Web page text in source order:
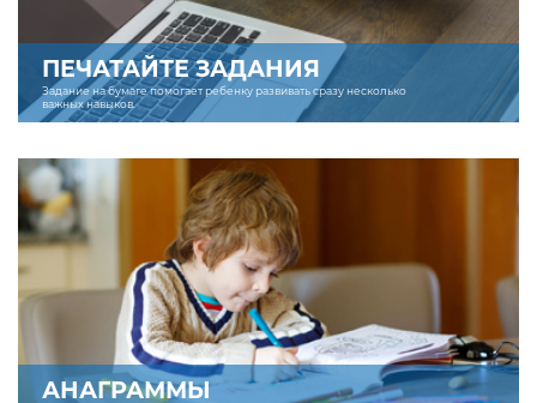
ПЕЧАТАЙТЕ ЗАДАНИЯ
Задание на бумаге помогает ребенку развивать сразу несколько
важных навыков.
АНАГРАММЫ